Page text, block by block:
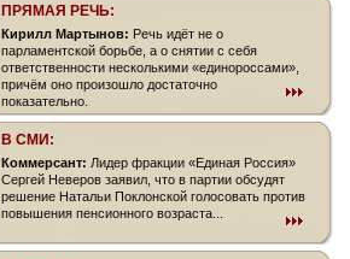
ПРЯМАЯ РЕЧЬ:
Кирилл Мартынов: Речь идёт не о
парламентской борьбе, а о снятии с себя
ответственности несколькими «единороссами»,
причём оно произошло достаточно
показательно.
В СМИ:
Коммерсант: Лидер фракции «Единая Россия»
Сергей Неверов заявил, что в партии обсудят
решение Натальи Поклонской голосовать против
повышения пенсионного возраста...